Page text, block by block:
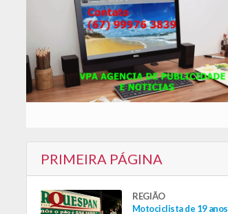
PRIMEIRA PÁGINA
REGIÃO
Motociclista de 19 anos